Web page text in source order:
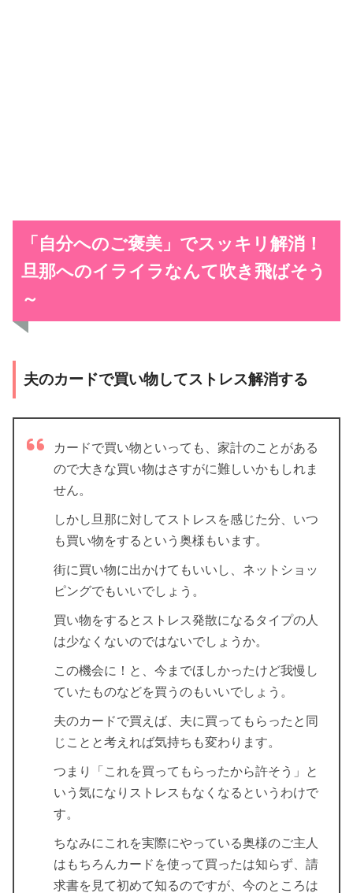
「自分へのご褒美」でスッキリ解消！
旦那へのイライラなんて吹き飛ばそう
～
夫のカードで買い物してストレス解消する
カードで買い物といっても、家計のことがある
ので大きな買い物はさすがに難しいかもしれま
せん。
しかし旦那に対してストレスを感じた分、いつ
も買い物をするという奥様もいます。
街に買い物に出かけてもいいし、ネットショッ
ピングでもいいでしょう。
買い物をするとストレス発散になるタイプの人
は少なくないのではないでしょうか。
この機会に！と、今までほしかったけど我慢し
ていたものなどを買うのもいいでしょう。
夫のカードで買えば、夫に買ってもらったと同
じことと考えれば気持ちも変わります。
つまり「これを買ってもらったから許そう」と
いう気になりストレスもなくなるというわけで
す。
ちなみにこれを実際にやっている奥様のご主人
はもちろんカードを使って買ったは知らず、請
求書を見て初めて知るのですが、今のところは